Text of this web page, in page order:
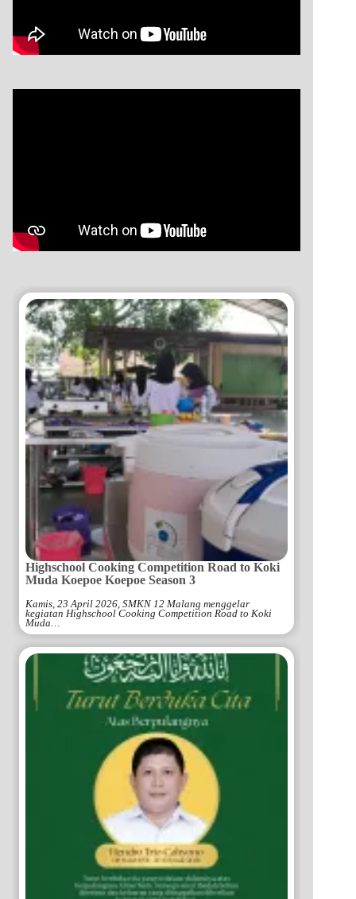
Highschool Cooking Competition Road to Koki
Muda Koepoe Koepoe Season 3
Kamis, 23 April 2026, SMKN 12 Malang menggelar
kegiatan Highschool Cooking Competition Road to Koki
Muda…